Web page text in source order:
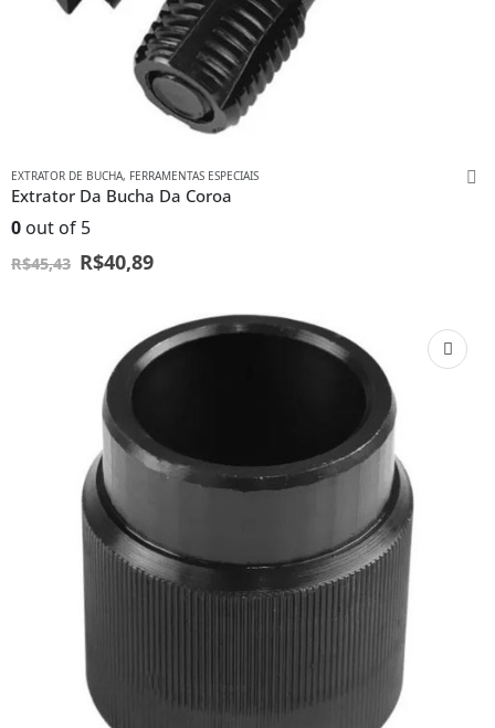
EXTRATOR DE BUCHA, FERRAMENTAS ESPECIAIS
Extrator Da Bucha Da Coroa
0 out of 5
R$45,43 R$40,89